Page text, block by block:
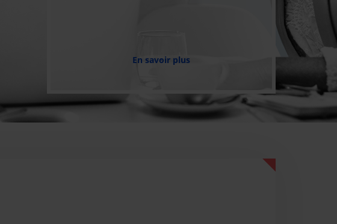
En savoir plus